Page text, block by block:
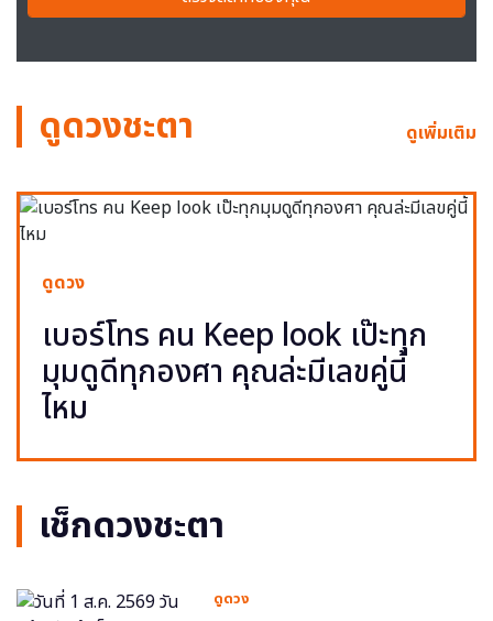
ดูดวงชะตา ดูเพิ่มเติม
ดูดวง
เบอร์โทร คน Keep look เป๊ะทุก
มุมดูดีทุกองศา คุณล่ะมีเลขคู่นี้
ไหม
เช็กดวงชะตา
ดูดวง